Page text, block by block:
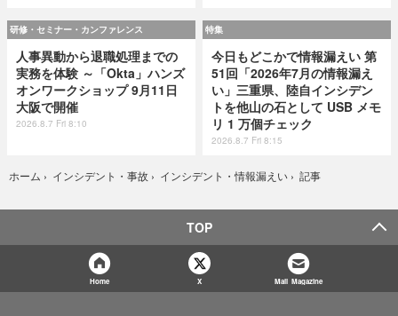
研修・セミナー・カンファレンス
人事異動から退職処理までの
実務を体験 ～「Okta」ハンズ
オンワークショップ 9月11日
大阪で開催
2026.8.7 Fri 8:10
特集
今日もどこかで情報漏えい 第
51回「2026年7月の情報漏え
い」三重県、陸自インシデン
トを他山の石として USB メモ
リ 1 万個チェック
2026.8.7 Fri 8:15
ホーム › インシデント・事故 › インシデント・情報漏えい › 記事
TOP
Home X Mail Magazine